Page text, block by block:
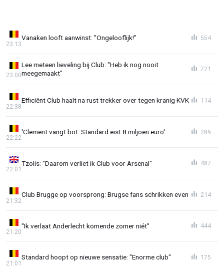
Vanaken looft aanwinst: "Ongelooflijk!"
23:13
554
Lee meteen lieveling bij Club: "Heb ik nog nooit
meegemaakt"
23:00
721
Efficiënt Club haalt na rust trekker over tegen kranig KVK
22:38
114
'Clement vangt bot: Standard eist 8 miljoen euro'
22:22
289
Tzolis: "Daarom verliet ik Club voor Arsenal"
22:01
487
Club Brugge op voorsprong: Brugse fans schrikken even
21:32
214
"Ik verlaat Anderlecht komende zomer niét"
21:20
444
Standard hoopt op nieuwe sensatie: "Enorme club"
21:01
175